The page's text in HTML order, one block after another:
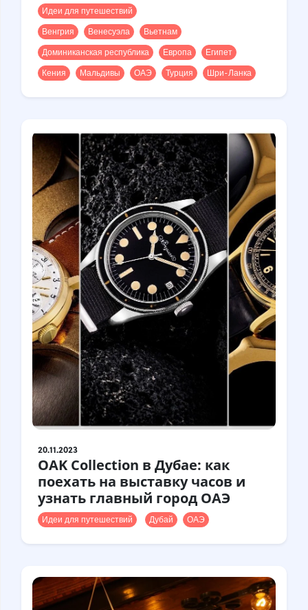
Идеи для путешествий
Венгрия
Венесуэла
Вьетнам
Доминиканская республика
Европа
Египет
Кения
Мальдивы ОАЭ Турция Шри-Ланка
20.11.2023
OAK Collection в Дубае: как
поехать на выставку часов и
узнать главный город ОАЭ
Идеи для путешествий Дубай ОАЭ